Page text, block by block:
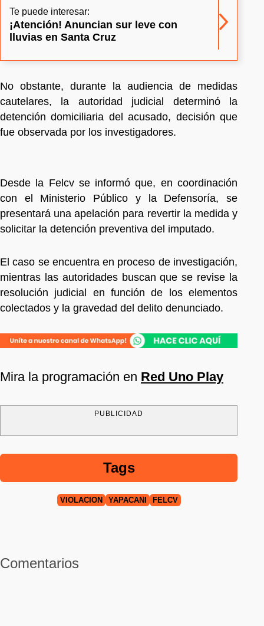
Te puede interesar:
¡Atención! Anuncian sur leve con
lluvias en Santa Cruz
No obstante, durante la audiencia de medidas
cautelares, la autoridad judicial determinó la
detención domiciliaria del acusado, decisión que
fue observada por los investigadores.
Desde la Felcv se informó que, en coordinación
con el Ministerio Público y la Defensoría, se
presentará una apelación para revertir la medida y
solicitar la detención preventiva del imputado.
El caso se encuentra en proceso de investigación,
mientras las autoridades buscan que se revise la
resolución judicial en función de los elementos
colectados y la gravedad del delito denunciado.
Mira la programación en Red Uno Play
PUBLICIDAD
Tags
VIOLACIÓN YAPACANÍ FELCV
Comentarios